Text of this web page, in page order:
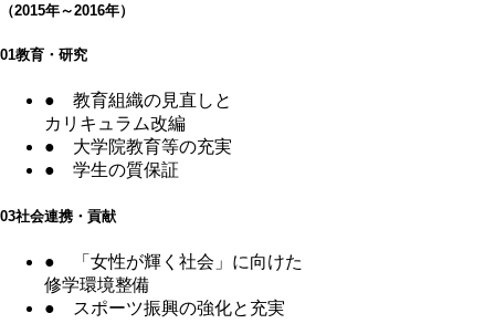
（2015年～2016年）
01教育・研究
● 教育組織の見直しと
カリキュラム改編
● 大学院教育等の充実
● 学生の質保証
03社会連携・貢献
●
「女性が輝く社会」に向けた
修学環境整備
●
スポーツ振興の強化と充実